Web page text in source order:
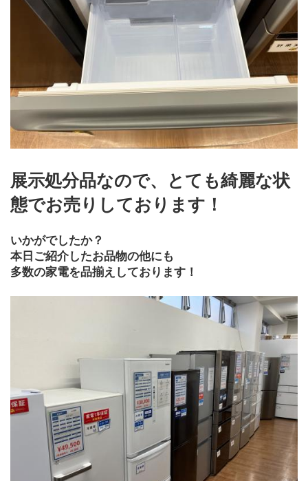
展示処分品なので、とても綺麗な状
態でお売りしております！
いかがでしたか？
本日ご紹介したお品物の他にも
多数の家電を品揃えしております！